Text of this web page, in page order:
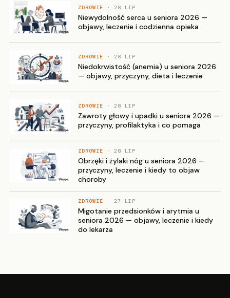
ZDROWIE · 28 LIP
Niewydolność serca u seniora 2026 —
objawy, leczenie i codzienna opieka
ZDROWIE · 28 LIP
Niedokrwistość (anemia) u seniora 2026
— objawy, przyczyny, dieta i leczenie
ZDROWIE · 28 LIP
Zawroty głowy i upadki u seniora 2026 —
przyczyny, profilaktyka i co pomaga
ZDROWIE · 28 LIP
Obrzęki i żylaki nóg u seniora 2026 —
przyczyny, leczenie i kiedy to objaw
choroby
ZDROWIE · 27 LIP
Migotanie przedsionków i arytmia u
seniora 2026 — objawy, leczenie i kiedy
do lekarza